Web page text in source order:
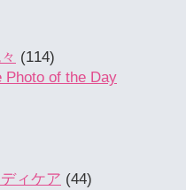
(114)
of the Day
ィケア (44)